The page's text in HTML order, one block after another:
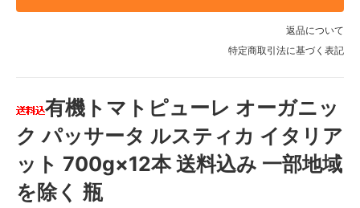
返品について
特定商取引法に基づく表記
有機トマトピューレ オーガニッ
ク パッサータ ルスティカ イタリア
ット 700g×12本 送料込み 一部地域
を除く 瓶